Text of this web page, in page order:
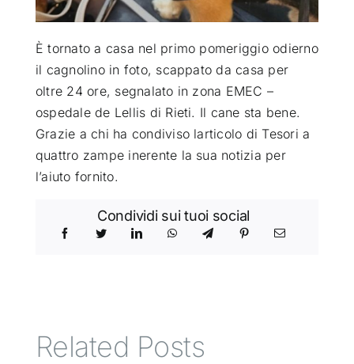
RUBRICHE
SEMPRE CON ME
È tornato a casa nel primo pomeriggio odierno
il cagnolino in foto, scappato da casa per
oltre 24 ore, segnalato in zona EMEC –
ospedale de Lellis di Rieti. Il cane sta bene.
Grazie a chi ha condiviso larticolo di Tesori a
quattro zampe inerente la sua notizia per
l’aiuto fornito.
Condividi sui tuoi social
Related Posts